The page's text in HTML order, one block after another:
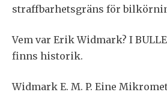
straffbarhetsgräns för
Vem var Erik Widmark? I
finns historik.
Widmark E. M. P. Eine